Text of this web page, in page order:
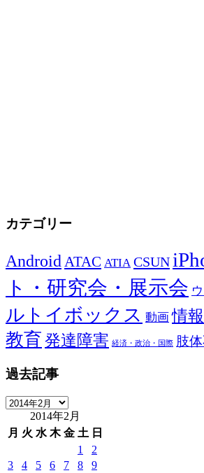
カテゴリー
Android ATAC ATIA CSUN
ト・研究会・展示会
ルトイボックス 動画 情
教育発達障害 経済・政治・国際 肢
過去記事
過
記
2014年2月
月 火 水 木 金 土 日
1
2
3
4 5 6 7 8 9